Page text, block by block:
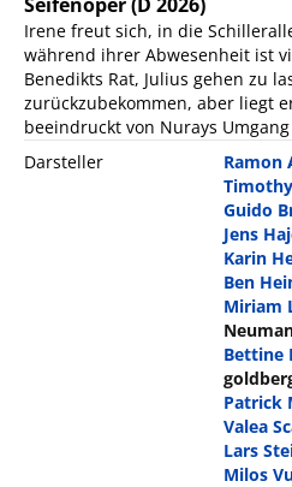
Irene freut sich, in die
während ihrer Abwesenheit ist
Benedikts Rat, Julius gehen zu
zurückzubekommen, aber liegt
beeindruckt von Nurays
Darsteller
Ramon
Guido
Jens
Karin
Ben
Miriam
Bettine
Patrick
Valea
Lars
Milos